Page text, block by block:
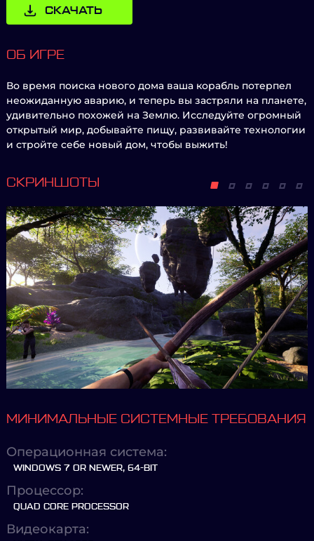
СКАЧАТЬ
ОБ ИГРЕ
Во время поиска нового дома ваша корабль потерпел
неожиданную аварию, и теперь вы застряли на планете,
удивительно похожей на Землю. Исследуйте огромный
открытый мир, добывайте пищу, развивайте технологии
и стройте себе новый дом, чтобы выжить!
СКРИНШОТЫ
МИНИМАЛЬНЫЕ СИСТЕМНЫЕ ТРЕБОВАНИЯ
Операционная система:
WINDOWS 7 OR NEWER, 64-BIT
Процессор:
QUAD CORE PROCESSOR
Видеокарта: